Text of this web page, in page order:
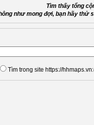
Tìm thấy tổng
như mong đợi, bạn hãy thử
Tìm trong site https://